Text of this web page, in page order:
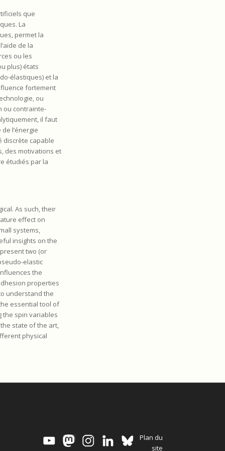
que
La
permet la
de la
ou les
plus) états
élastiques) et la
fortement
ou
ou contrainte-
il faut
l’énergie
discrète capable
des motivations et
étudiés par la
As such, their
effect on
systems,
insights on the
two (or
elastic
the
properties
understand the
essential tool of
the spin variables
state of the art,
physical
Plan du
site